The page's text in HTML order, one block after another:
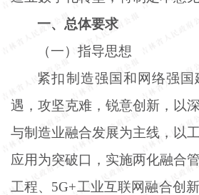
一、总体要求
（一）指导思想
紧扣制造强国和网络强
遇，攻坚克难，锐意创新，以
与制造业融合发展为主线，以
应用为突破口，实施两化融合
工程、 5G+工业互联网融合创